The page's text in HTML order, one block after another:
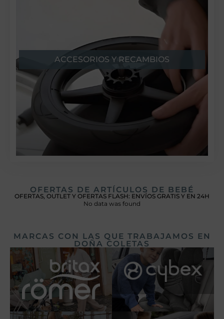
ACCESORIOS Y RECAMBIOS
OFERTAS DE ARTÍCULOS DE BEBÉ
OFERTAS, OUTLET Y OFERTAS FLASH: ENVÍOS GRATIS Y EN 24H
No data was found
MARCAS CON LAS QUE TRABAJAMOS EN
DOÑA COLETAS